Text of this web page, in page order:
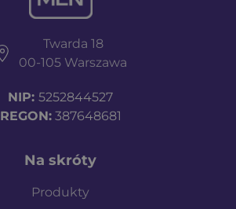
Twarda 18
00-105 Warszawa
NIP: 5252844527
REGON:387648681
Na skróty
Produkty